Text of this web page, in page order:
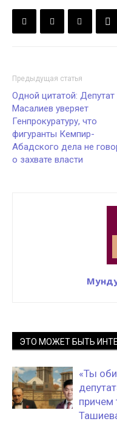
Предыдущая статья
Одной цитатой: Депутат
Масалиев уверяет
Генпрокуратуру, что
фигуранты Кемпир-
Абадского дела не
о захвате власти
ЭТО МОЖЕТ БЫТЬ
«Ты
причем